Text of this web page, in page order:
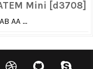
Mini [d3708]
AA ...